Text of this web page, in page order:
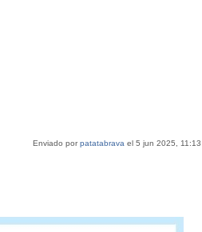
Enviado porpatatabrava el 5 jun 2025, 11:13